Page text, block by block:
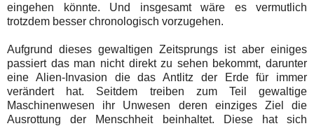
eingehen könnte. Und insgesamt wäre es vermutlich
trotzdem besser chronologisch vorzugehen.
Aufgrund dieses gewaltigen Zeitsprungs ist aber einiges
passiert das man nicht direkt zu sehen bekommt, darunter
eine Alien-Invasion die das Antlitz der Erde für immer
verändert hat. Seitdem treiben zum Teil gewaltige
Maschinenwesen ihr Unwesen deren einziges Ziel die
Ausrottung der Menschheit beinhaltet. Diese hat sich